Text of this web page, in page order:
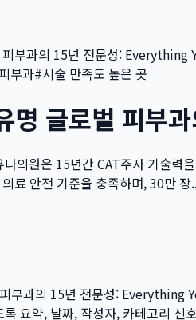
피부과의 15년 전문성:
부과#시술 만족도 높은 곳
명 글로벌 피
의원은 15년간 CAT주사 기술
료 안전 기준을 충족하며, 30만 장
부과의 15년 전문성:
요약, 날짜, 작성자, 카테고리 신